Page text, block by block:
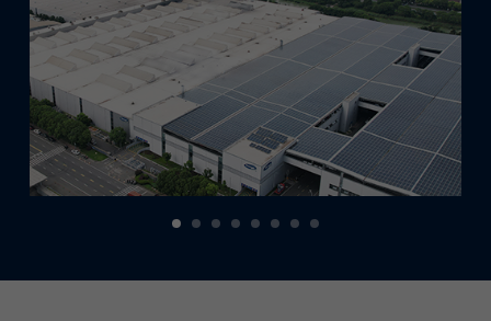
地址：江苏省常州市武进高新区龙飞路29号
Tel: 0519-81986220
E-mail: xujing@henglihydraulics.com
中国-常州恒立气动科技有限公司
地址：江苏省常州市武进区雪堰镇工业集中区恒立路12号
Tel: 0510-85591888
E-mail: xm@wxhengli.com
地址：上海市闵行区朱行路81号